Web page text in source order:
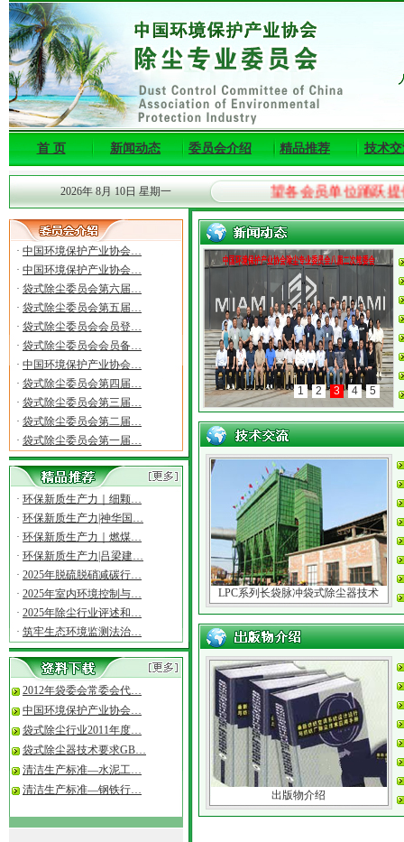
首 页 新闻动态 委员会介绍 精品推荐 技术
2026年 8月 10日 星期一 望各会员单位踊跃提供
· 中国环境保护产业协会…
· 中国环境保护产业协会…
· 袋式除尘委员会第六届…
· 袋式除尘委员会第五届…
· 袋式除尘委员会会员登…
· 袋式除尘委员会会员备…
· 中国环境保护产业协会…
· 袋式除尘委员会第四届…
· 袋式除尘委员会第三届…
· 袋式除尘委员会第二届…
· 袋式除尘委员会第一届…
· 环保新质生产力｜细颗…
· 环保新质生产力|神华国…
· 环保新质生产力｜燃煤…
· 环保新质生产力|吕梁建…
· 2025年脱硫脱硝减碳行…
· 2025年室内环境控制与…
· 2025年除尘行业评述和…
· 筑牢生态环境监测法治…
2012年袋委会常委会代…
中国环境保护产业协会…
袋式除尘行业2011年度…
袋式除尘器技术要求GB…
清洁生产标准—水泥工…
清洁生产标准—钢铁行…
1 2 3 4 5
LPC系列长袋脉冲袋式除尘器技术
出版物介绍